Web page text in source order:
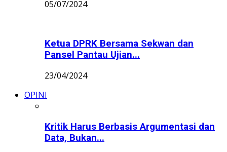
05/07/2024
Ketua DPRK Bersama Sekwan dan
Pansel Pantau Ujian...
23/04/2024
OPINI
Kritik Harus Berbasis Argumentasi dan
Data, Bukan...